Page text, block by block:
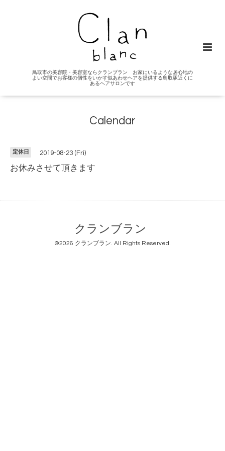
鳥取市の美容院・美容室ならクランブラン お家にいるような居心地の
よい空間でお客様の個性をいかす似あわせヘアを提供する鳥取駅近くに
あるヘアサロンです
Calendar
定休日 2019-08-23 (Fri)
お休みさせて頂きます
クランブラン
©2026 クランブラン. All Rights Reserved.